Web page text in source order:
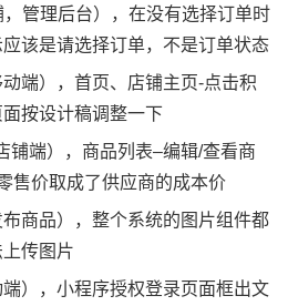
管理后台），在没有选择订单时
该是请选择订单，不是订单状态
端），首页、店铺主页-点击积
按设计稿调整一下
铺端），商品列表–编辑/查看商
售价取成了供应商的成本价
商品），整个系统的图片组件都
传图片
），小程序授权登录页面框出文